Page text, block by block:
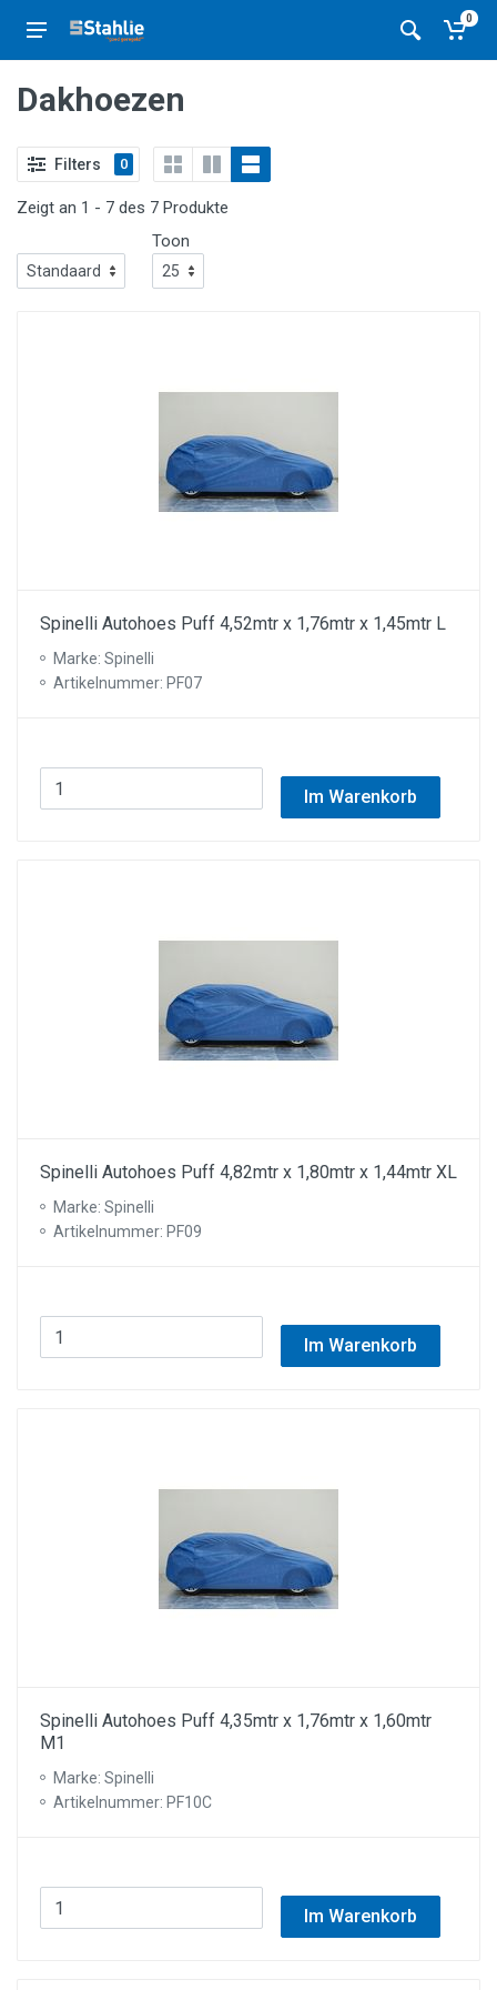
0
Dakhoezen
Filters 0
Zeigt an 1 - 7 des 7 Produkte
Toon
Spinelli Autohoes Puff 4,52mtr x 1,76mtr x 1,45mtr L
Marke: Spinelli
Artikelnummer: PF07
Im Warenkorb
Spinelli Autohoes Puff 4,82mtr x 1,80mtr x 1,44mtr XL
Marke: Spinelli
Artikelnummer: PF09
Im Warenkorb
Spinelli Autohoes Puff 4,35mtr x 1,76mtr x 1,60mtr
M1
Marke: Spinelli
Artikelnummer: PF10C
Im Warenkorb